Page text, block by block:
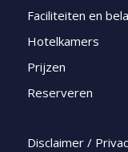
Faciliteiten en
Hotelkamers
Prijzen
Reserveren
Disclaimer /